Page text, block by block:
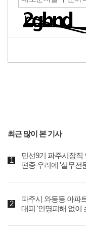
최근 많이 본 기사
민선9기 파주시장직
편중 우려에 '실무전
파주시 와동동 아파
대피 '인명피해 없이